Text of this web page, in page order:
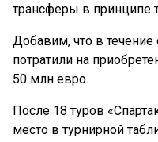
трансферы в принципе
Добавим, что в
потратили на
50 млн евро.
После 18 туров
место в турнирной